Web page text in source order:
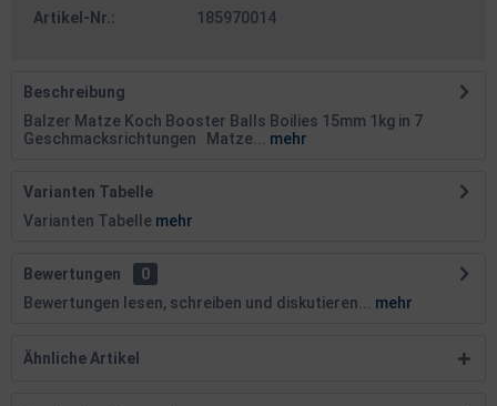
Artikel-Nr.: 185970014
Beschreibung
Balzer Matze Koch Booster Balls Boilies 15mm 1kg in 7
Geschmacksrichtungen Matze...
mehr
Varianten Tabelle
Varianten Tabelle mehr
Bewertungen
0
Bewertungen lesen, schreiben und diskutieren...
mehr
Ähnliche Artikel